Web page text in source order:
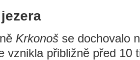
Krkonoš se dochovalo
vznikla přibližně před 10